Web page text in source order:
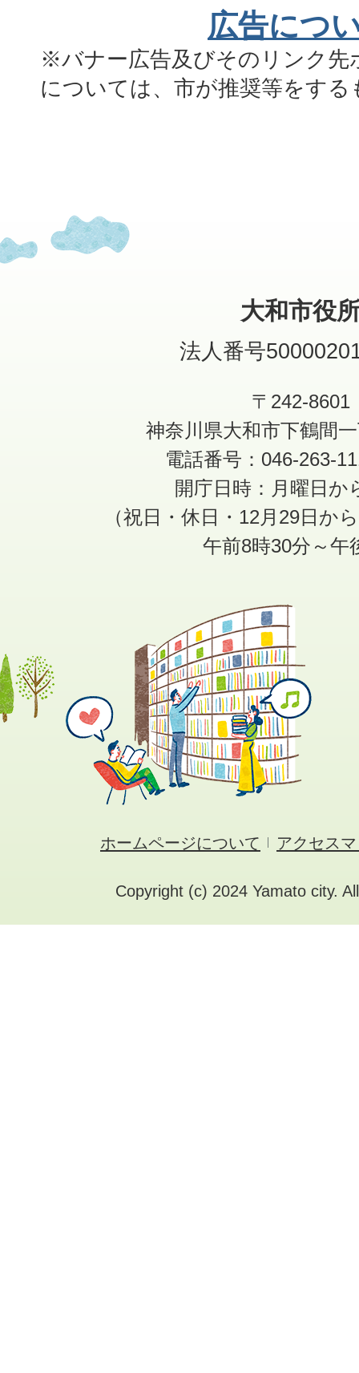
広告につ
※バナー広告及びそのリンク先
については、市が推奨等をす
大和市役
法人番号
〒242-8601
神奈川県大和市下鶴間
電話番号：046-263-
開庁日時：月曜日か
（祝日・休日・12月29日か
午前8時30分～午
ホームページについて アクセス
Copyright (c) 2024 Yamato city.